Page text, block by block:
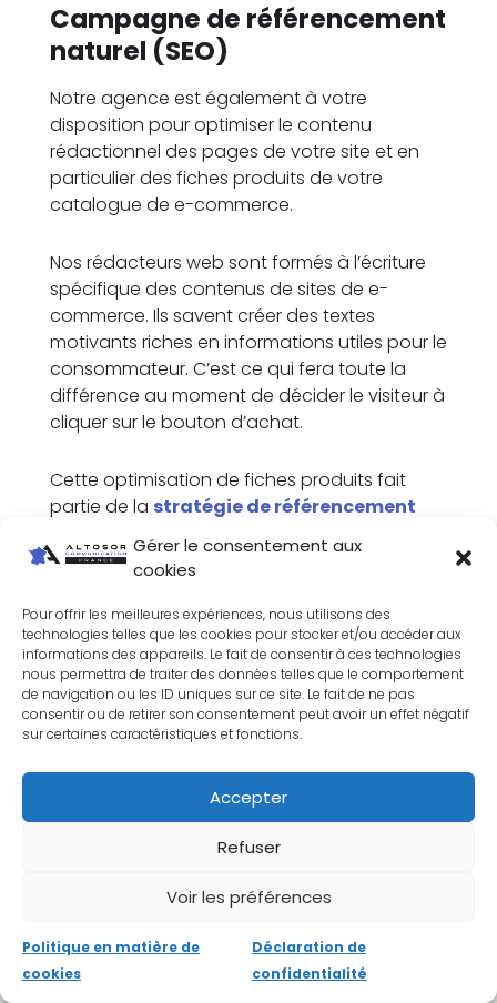
Gérer le consentement aux
cookies
Pour offrir les meilleures expériences, nous utilisons des
technologies telles que les cookies pour stocker et/ou accéder aux
informations des appareils. Le fait de consentir à ces technologies
nous permettra de traiter des données telles que le comportement
de navigation ou les ID uniques sur ce site. Le fait de ne pas
consentir ou de retirer son consentement peut avoir un effet négatif
sur certaines caractéristiques et fonctions.
Accepter
Refuser
Voir les préférences
Politique en matière de
cookies
Déclaration de
confidentialité
Campagne de référencement
naturel (SEO)
Notre agence est également à votre
disposition pour optimiser le contenu
rédactionnel des pages de votre site et en
particulier des fiches produits de votre
catalogue de e-commerce.
Nos rédacteurs web sont formés à l’écriture
spécifique des contenus de sites de e-
commerce. Ils savent créer des textes
motivants riches en informations utiles pour le
consommateur. C’est ce qui fera toute la
différence au moment de décider le visiteur à
cliquer sur le bouton d’achat.
Cette optimisation de fiches produits fait
partie de la stratégie de référencement
naturel (aussi appelée SEO)
nous vous proposons de consulter nos
Vous souhaitez en savoir plus sur les
campagnes de référencement que nous
pouvons vous proposer pourcréer un site
e-commerce?
CONTACTEZ-NOUS
Webdesign de votre boutique en ligne
A la manière d’un magasin traditionnel, votre